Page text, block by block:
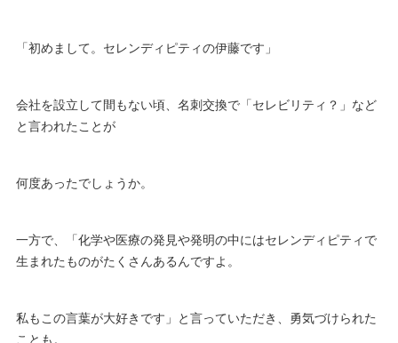
「初めまして。セレンディピティの伊藤です」
会社を設立して間もない頃、名刺交換で「セレビリティ？」など
と言われたことが
何度あったでしょうか。
一方で、「化学や医療の発見や発明の中にはセレンディピティで
生まれたものがたくさんあるんですよ。
私もこの言葉が大好きです」と言っていただき、勇気づけられた
ことも。